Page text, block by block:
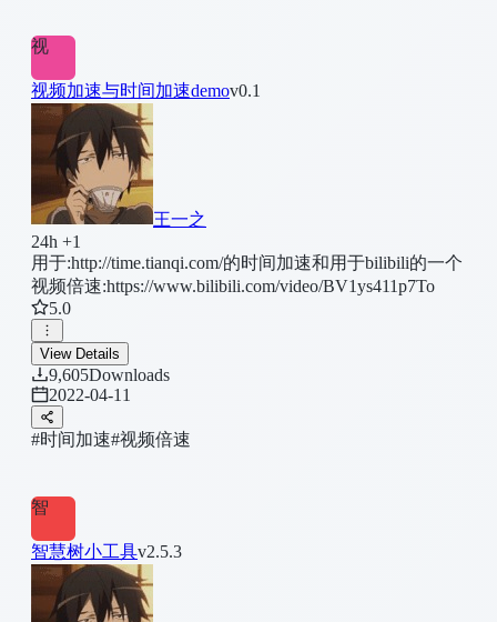
视
视频加速与时间加速demov0.1
王一之
24h +1
用于:http://time.tianqi.com/的时间加速和用于bilibili的一个
视频倍速:https://www.bilibili.com/video/BV1ys411p7To
5.0
View Details
9,605Downloads
2022-04-11
#时间加速#视频倍速
智
智慧树小工具v2.5.3